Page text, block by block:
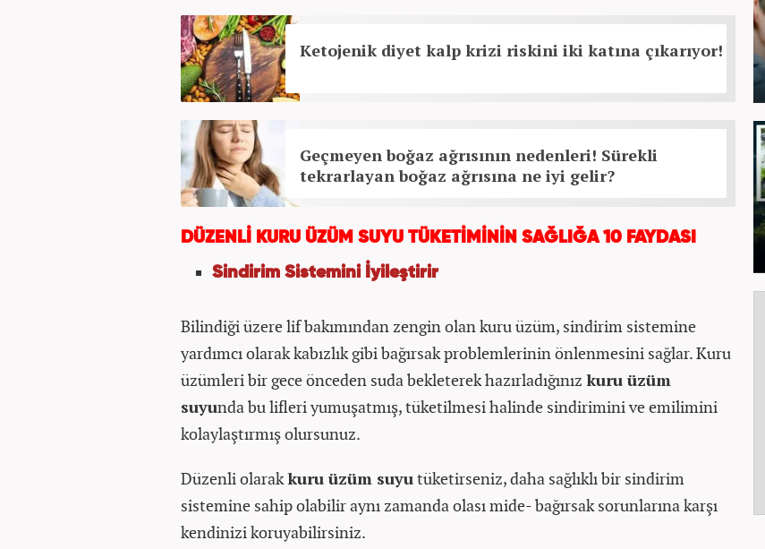
Ketojenik diyet kalp krizi riskini iki katına çıkarıyor!
Geçmeyen boğaz ağrısının nedenleri! Sürekli
tekrarlayan boğaz ağrısına ne iyi gelir?
DÜZENLİ KURU ÜZÜM SUYU TÜKETİMİNİN SAĞLIĞA 10 FAYDASI
Sindirim Sistemini İyileştirir
Bilindiği üzere lif bakımından zengin olan kuru üzüm, sindirim sistemine
yardımcı olarak kabızlık gibi bağırsak problemlerinin önlenmesini sağlar. Kuru
üzümleri bir gece önceden suda bekleterek hazırladığınız kuru üzüm
suyunda bu lifleri yumuşatmış, tüketilmesi halinde sindirimini ve emilimini
kolaylaştırmış olursunuz.
Düzenli olarakkuru üzüm suyutüketirseniz, daha sağlıklı bir sindirim
sistemine sahip olabilir aynı zamanda olası mide- bağırsak sorunlarına karşı
kendinizi koruyabilirsiniz.